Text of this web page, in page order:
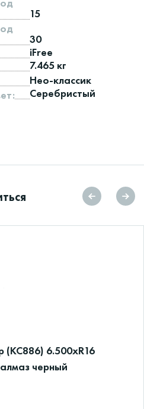
15
30
iFree
7.465 кг
Нео-классик
Серебристый
6.500xR16
черный